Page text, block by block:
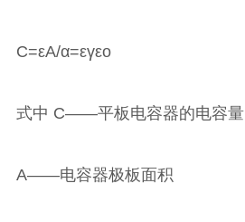
C=εΑ/α=εγεο
式中 C——平板电容器的电容量
Α——电容器极板面积